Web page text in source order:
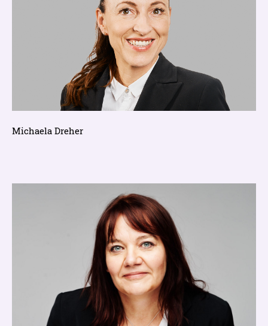
Michaela Dreher